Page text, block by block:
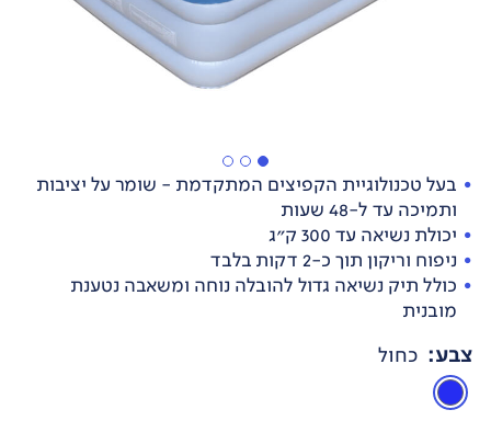
בעל טכנולוגיית הקפיצים המתקדמת - שומר על יציבות
ותמיכה עד ל-48 שעות
יכולת נשיאה עד 300 ק"ג
ניפוח וריקון תוך כ-2 דקות בלבד
כולל תיק נשיאה גדול להובלה נוחה ומשאבה נטענת
מובנית
צבע: כחול